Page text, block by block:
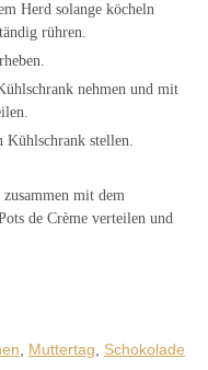
Herd solange köcheln
rühren.
nehmen und mit
Kühlschrank stellen.
mit dem
de Crème verteilen und
, Muttertag, Schokolade